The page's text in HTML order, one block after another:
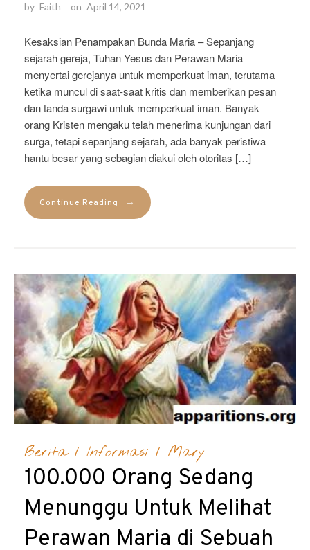
by Faith on April 14, 2021
Kesaksian Penampakan Bunda Maria – Sepanjang
sejarah gereja, Tuhan Yesus dan Perawan Maria
menyertai gerejanya untuk memperkuat iman, terutama
ketika muncul di saat-saat kritis dan memberikan pesan
dan tanda surgawi untuk memperkuat iman. Banyak
orang Kristen mengaku telah menerima kunjungan dari
surga, tetapi sepanjang sejarah, ada banyak peristiwa
hantu besar yang sebagian diakui oleh otoritas […]
Continue Reading →
Berita/ Informasi / Mary
100.000 Orang Sedang
Menunggu Untuk Melihat
Perawan Maria di Sebuah